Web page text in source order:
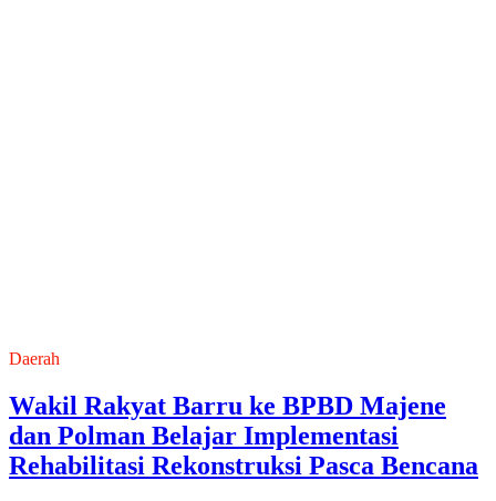
Daerah
Wakil Rakyat Barru ke BPBD Majene
dan Polman Belajar Implementasi
Rehabilitasi Rekonstruksi Pasca Bencana